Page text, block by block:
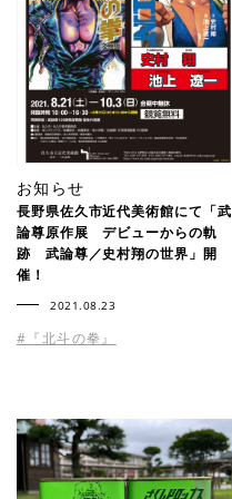
お知らせ
長野県佐久市近代美術館にて「武
論尊原作展 デビューからの軌
跡 武論尊／史村翔の世界」開
催！
2021.08.23
#『北斗の拳』